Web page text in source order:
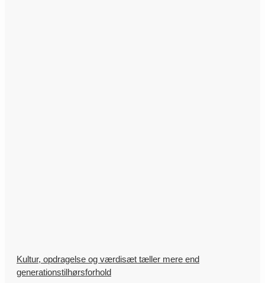
Kultur, opdragelse og værdisæt tæller mere end
generationstilhørsforhold